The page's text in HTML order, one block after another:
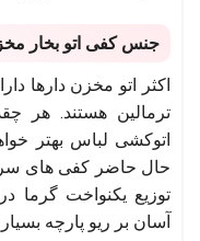
جنس کفی اتو بخار
اکثر اتو مخزن دارها
ترمالین هستند. هر
اتوکشی لباس بهتر
حال حاضر کفی های
توزیع یکنواخت گرما
آسان بر ریو پارچه